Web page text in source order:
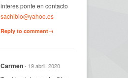
interes ponte en contacto
sachibio@yahoo.es
Reply to comment→
Carmen- 19 abril, 2020